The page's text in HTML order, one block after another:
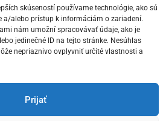
skúseností používame technológie, ako sú
a/alebo prístup k informáciám o zariadení.
nám umožní spracovávať údaje, ako je
jedinečné ID na tejto stránke. Nesúhlas
nepriaznivo ovplyvniť určité vlastnosti a
Prijať
bymeny.sk